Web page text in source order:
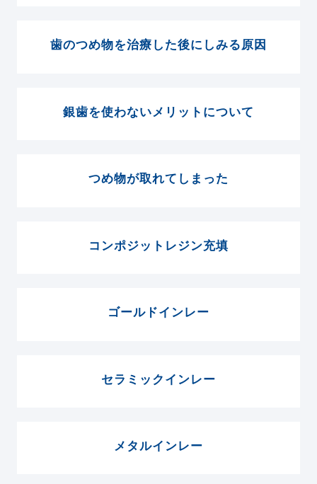
歯のつめ物を治療した後にしみる原因
銀歯を使わないメリットについて
つめ物が取れてしまった
コンポジットレジン充填
ゴールドインレー
セラミックインレー
メタルインレー